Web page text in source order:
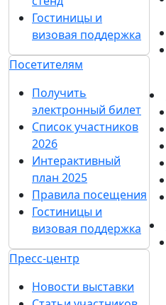
Гостиницы и
визовая поддержка
Посетителям
Получить
электронный билет
Список участников
2026
Интерактивный
план 2025
Правила посещения
Гостиницы и
визовая поддержка
Пресс-центр
Новости выставки